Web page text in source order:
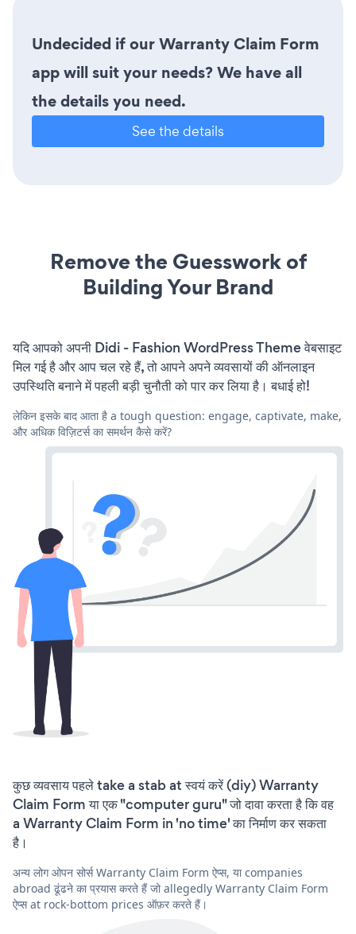
Undecided if our Warranty Claim Form
app will suit your needs? We have all
the details you need.
See the details
Remove the Guesswork of
Building Your Brand
यदि आपको अपनी Didi - Fashion WordPress Theme वेबसाइट
मिल गई है और आप चल रहे हैं, तो आपने अपने व्यवसायों की ऑनलाइन
उपस्थिति बनाने में पहली बड़ी चुनौती को पार कर लिया है। बधाई हो!
लेकिन इसके बाद आता है a tough question: engage, captivate, make,
और अधिक विज़िटर्स का समर्थन कैसे करें?
कुछ व्यवसाय पहले take a stab at स्वयं करें (diy) Warranty
Claim Form या एक "computer guru" जो दावा करता है कि वह
a Warranty Claim Form in 'no time' का निर्माण कर सकता
है।
अन्य लोग ओपन सोर्स Warranty Claim Form ऐप्स, या companies
abroad ढूंढने का प्रयास करते हैं जो allegedly Warranty Claim Form
ऐप्स at rock-bottom prices ऑफ़र करते हैं।